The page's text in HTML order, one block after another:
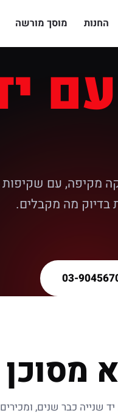
החנות מוסך מורשה
עם
מקיפה, עם
בדיוק מה מקבלים.
03-
מסוכן
שנייה כבר שנים,